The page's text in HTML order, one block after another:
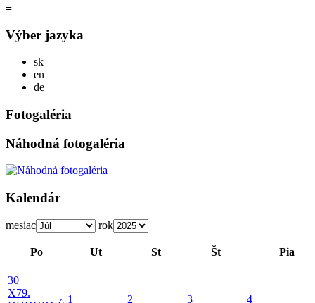
≡
Výber jazyka
skSlovensky
en
deDeutsch
Fotogaléria
Náhodná fotogaléria
Kalendár
mesiac rok
Po Ut St Št Pia
30
X79.
1
2
3
4